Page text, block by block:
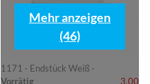
1171 · Endstück Weiß ·
Vorrätig
3,00
Mehr anzeigen
(46)